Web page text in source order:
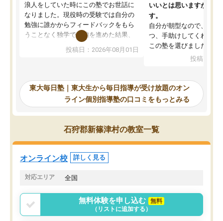
浪人をしていた時にこの塾でお世話に
なりました。現役時の受験では自分の
勉強に誰かからフィードバックをもら
うことなく独学で勉強を進めた結果、
入試本番に地歴の学習が間に合わず不
合格となってしまいました。その経験
東大毎日塾にたどり着きました。学習
の長期計画や日々の勉強のやり方につ
いて客観的なアドバイスをいただけた
ので、自信をもって受験勉強を進める
ことができました。自分のように勉強
のやり方や進捗管理で苦労している方
には特におすすめしたい塾です。
投稿日：2026年08月01日
いいとは思いますが、料
す。
自分が朝型なので、自習
つ、手助けしてくれる設
この塾を選びました。
投稿日：
東大毎日塾｜東大生から毎日指導が受け放題のオン
ライン個別指導塾の口コミをもっとみる
石狩郡新篠津村の教室一覧
オンライン校 詳しく見る
対応エリア 全国
無料体験を申し込む
無料
（リストに追加する）